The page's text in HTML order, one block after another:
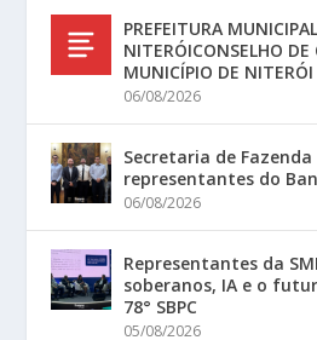
PREFEITURA
NITERÓICONSELHO
MUNICÍPIO DE NITERÓI
06/08/2026
Secretaria de Fazenda
representantes do
06/08/2026
Representantes da
soberanos, IA e o
78° SBPC
05/08/2026